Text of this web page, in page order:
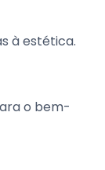
à estética.
o bem-